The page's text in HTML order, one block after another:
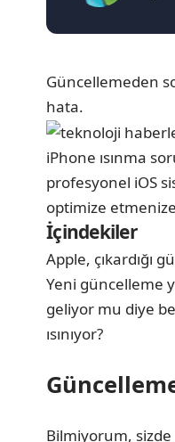
Güncellemeden
hata.
iPhone ısınma
profesyonel iOS
optimize
İçindekiler
Apple, çıkardığı
Yeni güncelleme
geliyor mu diye
ısınıyor?
Bilmiyorum,